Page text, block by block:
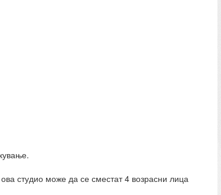
студио може да се сместат 4 возрасни лица